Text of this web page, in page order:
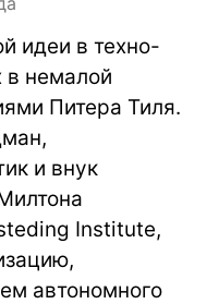
идеи в техно-
в немалой
Питера Тиля.
и внук
Institute,
автономного